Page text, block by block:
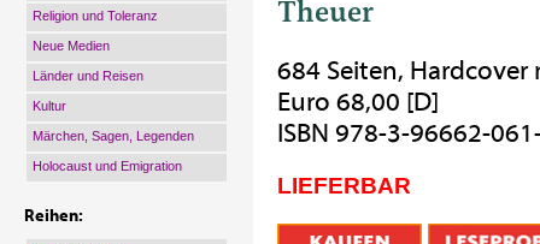
Religion und Toleranz
Neue Medien
Länder und Reisen
Kultur
Märchen, Sagen, Legenden
Holocaust und Emigration
Reihen:
Theuer
684 Seiten,
Euro 68,00 [D]
ISBN 978-3-96662-
LIEFERBAR